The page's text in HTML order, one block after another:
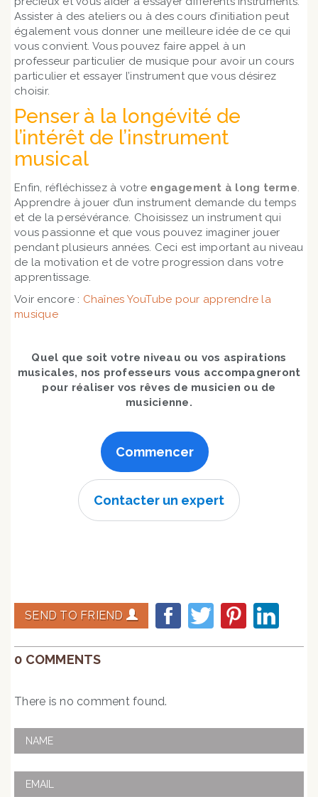
Assister à des ateliers ou à des cours d’initiation peut
également vous donner une meilleure idée de ce qui
vous convient. Vous pouvez faire appel à un
professeur particulier de musique pour avoir un cours
particulier et essayer l’instrument que vous désirez
choisir.
Penser à la longévité de
l’intérêt de l’instrument
musical
Enfin, réfléchissez à votre engagement à long terme
Apprendre à jouer d’un instrument demande du temps
et de la persévérance. Choisissez un instrument qui
vous passionne et que vous pouvez imaginer jouer
pendant plusieurs années. Ceci est important au niveau
de la motivation et de votre progression dans votre
apprentissage.
Voir encore : Chaînes YouTube pour apprendre la
musique
Quel que soit votre niveau ou vos aspirations
musicales, nos professeurs vous accompagneront
pour réaliser vos rêves de musicien ou de
musicienne.
Commencer
Contacter un expert
SEND TO FRIEND
0 COMMENTS
There is no comment found.